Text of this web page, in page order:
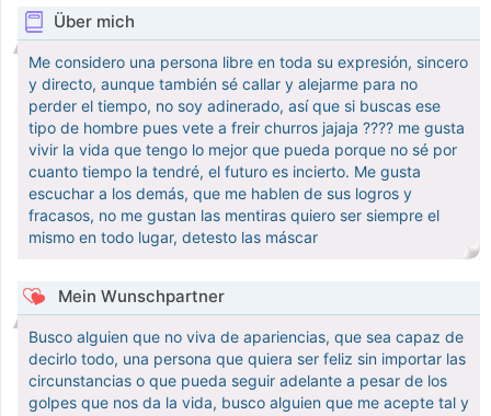
Über mich
Me considero una persona libre en toda su expresión, sincero
y directo, aunque también sé callar y alejarme para no
perder el tiempo, no soy adinerado, así que si buscas ese
tipo de hombre pues vete a freir churros jajaja ???? me gusta
vivir la vida que tengo lo mejor que pueda porque no sé por
cuanto tiempo la tendré, el futuro es incierto. Me gusta
escuchar a los demás, que me hablen de sus logros y
fracasos, no me gustan las mentiras quiero ser siempre el
mismo en todo lugar, detesto las máscar
Mein Wunschpartner
Busco alguien que no viva de apariencias, que sea capaz de
decirlo todo, una persona que quiera ser feliz sin importar las
circunstancias o que pueda seguir adelante a pesar de los
golpes que nos da la vida, busco alguien que me acepte tal y